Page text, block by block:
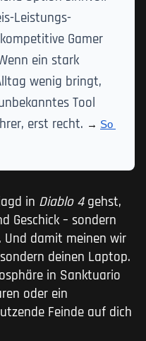
Leistungs-
Gamer
ein stark
wenig bringt,
Tool
erst recht. → So
in Diablo 4gehst,
Geschick – sondern
Und damit meinen wir
deinen Laptop.
in Sanktuario
oder ein
Feinde auf dich